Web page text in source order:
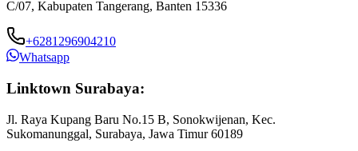
C/07, Kabupaten Tangerang, Banten 15336
+6281296904210
Whatsapp
Linktown Surabaya:
Jl. Raya Kupang Baru No.15 B, Sonokwijenan, Kec.
Sukomanunggal, Surabaya, Jawa Timur 60189